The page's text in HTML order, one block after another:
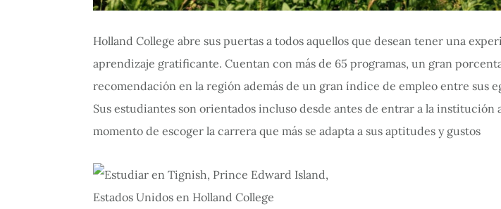
Holland College abre sus puertas a todos aquellos que desean tener una
aprendizaje gratificante. Cuentan con más de 65 programas, un gran
recomendación en la región además de un gran índice de empleo entre sus
Sus estudiantes son orientados incluso desde antes de entrar a la institución
momento de escoger la carrera que más se adapta a sus aptitudes y gustos